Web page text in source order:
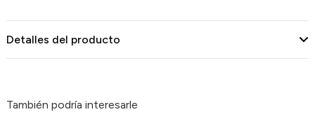
Detalles del producto
También podría interesarle